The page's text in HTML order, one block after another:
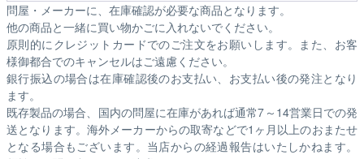
問屋・メーカーに、在庫確認が必要な商品となります。
他の商品と一緒に買い物かごに入れないでください。
原則的にクレジットカードでのご注文をお願いします。また、お客
様御都合でのキャンセルはご遠慮ください。
銀行振込の場合は在庫確認後のお支払い、お支払い後の発注となり
ます。
既存製品の場合、国内の問屋に在庫があれば通常7～14営業日での発
送となります。海外メーカーからの取寄などで1ヶ月以上のおまたせ
となる場合もございます。 当店からの経過報告はいたしかねます。